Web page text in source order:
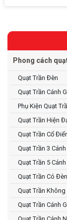
Phong cách
Quạt Trần Đèn
Quạt Trần Cánh
Phụ Kiện Quạt
Quạt Trần Hiện
Quạt Trần Cổ
Quạt Trần 3 Cánh
Quạt Trần 5 Cánh
Quạt Trần Có
Quạt Trần
Quạt Trần Cánh